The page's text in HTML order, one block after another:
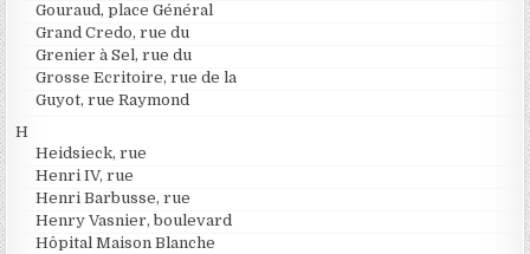
Gouraud, place Général
Grand Credo, rue du
Grenier à Sel, rue du
Grosse Ecritoire, rue de la
Guyot, rue Raymond
H
Heidsieck, rue
Henri IV, rue
Henri Barbusse, rue
Henry Vasnier, boulevard
Hôpital Maison Blanche